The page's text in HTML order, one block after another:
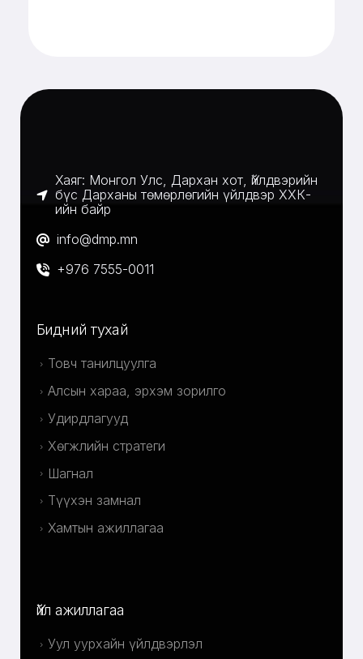
Хаяг: Монгол Улс, Дархан хот, Үйлдвэрийн
бүс Дарханы төмөрлөгийн үйлдвэр ХХК-
ийн байр
info@dmp.mn
+976 7555-0011
Бидний тухай
Товч танилцуулга
Алсын хараа, эрхэм зорилго
Удирдлагууд
Хөгжлийн стратеги
Шагнал
Түүхэн замнал
Хамтын ажиллагаа
Үйл ажиллагаа
Уул уурхайн үйлдвэрлэл